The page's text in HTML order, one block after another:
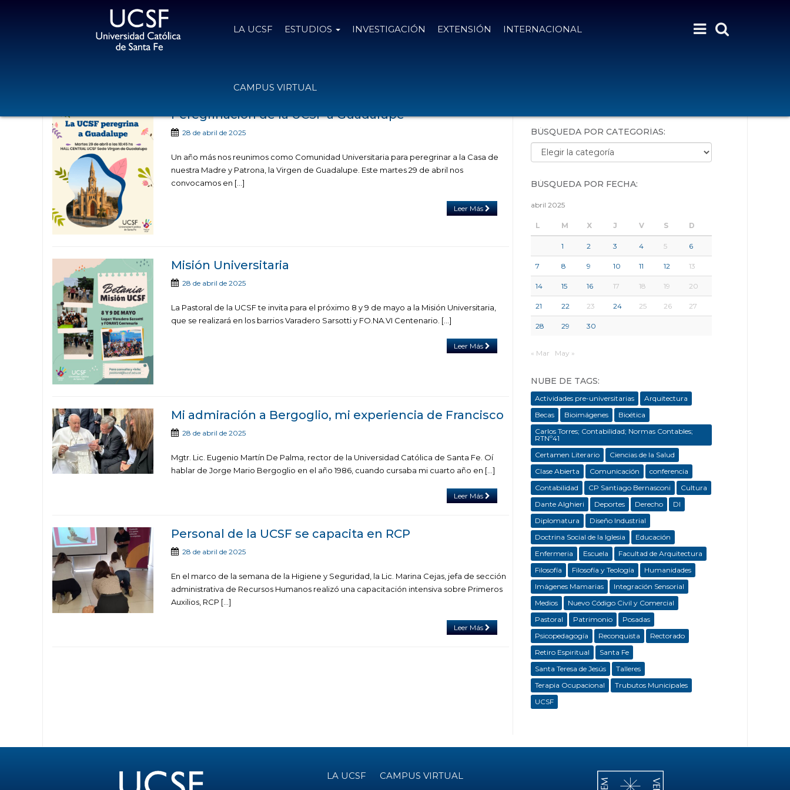
LA UCSF ESTUDIOS INVESTIGACIÓN EXTENSIÓN INTERNACIONAL
CAMPUS VIRTUAL
Peregrinación de la UCSF a Guadalupe
28 de abril de 2025
Un año más nos reunimos como Comunidad Universitaria para peregrinar a la Casa de
nuestra Madre y Patrona, la Virgen de Guadalupe. Este martes 29 de abril nos
convocamos en […]
Leer Más
Misión Universitaria
28 de abril de 2025
La Pastoral de la UCSF te invita para el próximo 8 y 9 de mayo a la Misión Universitaria,
que se realizará en los barrios Varadero Sarsotti y FO.NA.VI Centenario. […]
Leer Más
Mi admiración a Bergoglio, mi experiencia de Francisco
28 de abril de 2025
Mgtr. Lic. Eugenio Martín De Palma, rector de la Universidad Católica de Santa Fe. Oí
hablar de Jorge Mario Bergoglio en el año 1986, cuando cursaba mi cuarto año en […]
Leer Más
Personal de la UCSF se capacita en RCP
28 de abril de 2025
En el marco de la semana de la Higiene y Seguridad, la Lic. Marina Cejas, jefa de sección
administrativa de Recursos Humanos realizó una capacitación intensiva sobre Primeros
Auxilios, RCP […]
Leer Más
BÚSQUEDA POR CATEGORÍAS:
Búsqueda por categorías:
BÚSQUEDA POR FECHA:
abril 2025
L M X J V S D
1 2 3 4 5 6
7 8 9 10 11 12 13
14 15 16 17 18 19 20
21 22 23 24 25 26 27
28 29 30
« Mar May »
NUBE DE TAGS:
Actividades pre-universitarias
Arquitectura
Becas
Bioimágenes
Bioética
Carlos Torres; Contabilidad; Normas Contables;
RTNº41
Certamen Literario
Ciencias de la Salud
Clase Abierta
Comunicación
conferencia
Contabilidad
CP Santiago Bernasconi
Cultura
Dante Alghieri
Deportes Derecho
DI
Diplomatura
Diseño Industrial
Doctrina Social de la Iglesia
Educación
Enfermeria
Escuela
Facultad de Arquitectura
Filosofía
Filosofía y Teología
Humanidades
Imágenes Mamarias
Integración Sensorial
Medios
Nuevo Código Civil y Comercial
Pastoral
Patrimonio
Posadas
Psicopedagogía
Reconquista
Rectorado
Retiro Espiritual
Santa Fe
Santa Teresa de Jesús
Talleres
Terapia Ocupacional
Trubutos Municipales
UCSF
LA UCSF CAMPUS VIRTUAL